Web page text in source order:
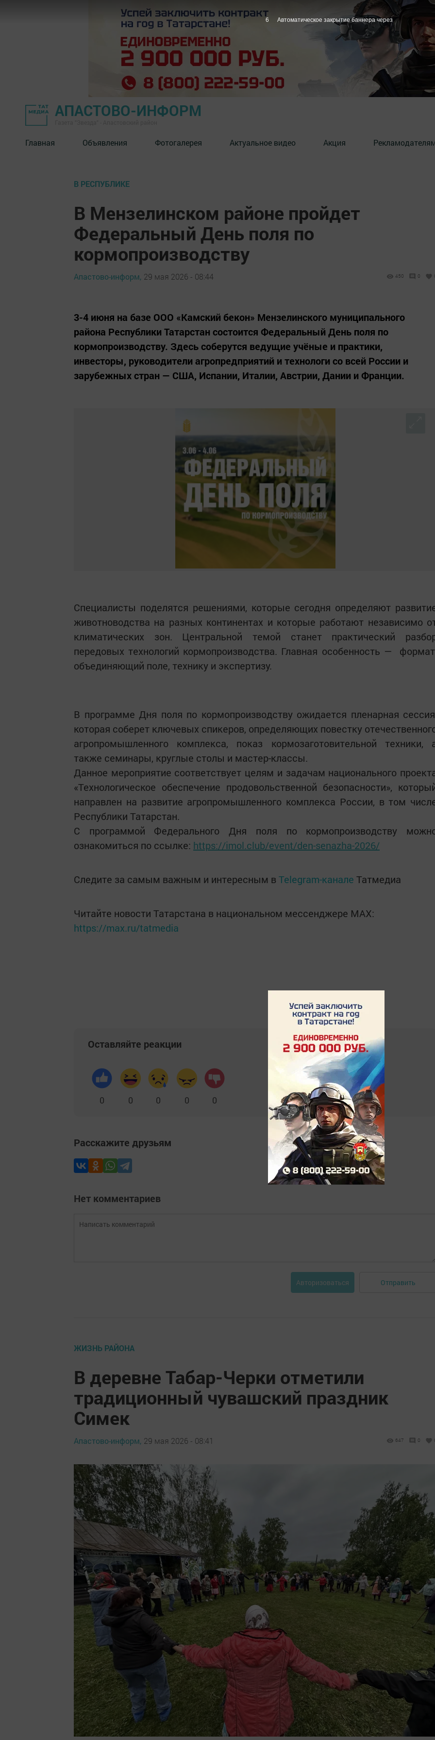
АПАСТОВО-ИНФОРМ
Главная Объявления Фотогалерея Актуальное видео Акция
В РЕСПУБЛИКЕ
В Мензелинском районе пройдет
Федеральный День поля по
кормопроизводству
Апастово-информ, 29 мая 2026 - 08:44 450 0
3-4 июня на базе ООО «Камский бекон» Мензелинского муниципального
района Республики Татарстан состоится Федеральный День поля по
кормопроизводству. Здесь соберутся ведущие учёные и практики,
инвесторы, руководители агропредприятий и технологи со всей России и
зарубежных стран — США, Испании, Италии, Австрии, Дании и Франции.
Специалисты поделятся решениями, которые сегодня определяют
животноводства на разных континентах и которые работают независимо
климатических зон. Центральной темой станет практический
передовых технологий кормопроизводства. Главная особенность —
объединяющий поле, технику и экспертизу.
В программе Дня поля по кормопроизводству ожидается пленарная
которая соберет ключевых спикеров, определяющих повестку
агропромышленного комплекса, показ кормозаготовительной техники,
также семинары, круглые столы и мастер-классы.
Данное мероприятие соответствует целям и задачам национального
«Технологическое обеспечение продовольственной безопасности»,
направлен на развитие агропромышленного комплекса России, в том
Республики Татарстан.
С программой Федерального Дня поля по кормопроизводству
ознакомиться по ссылке: https://imol.club/event/den-senazha-2026/
Следите за самым важным и интересным в Telegram-канале Татмедиа
Читайте новости Татарстана в национальном мессенджере MАХ:
https://max.ru/tatmedia
Оставляйте реакции
0 0 0 0 0
Расскажите друзьям
Нет комментариев
Авторизоваться Отправить
ЖИЗНЬ РАЙОНА
В деревне Табар-Черки отметили
традиционный чувашский праздник
Симек
Апастово-информ, 29 мая 2026 - 08:41 647 0
5 Автоматическое закрытие баннера через